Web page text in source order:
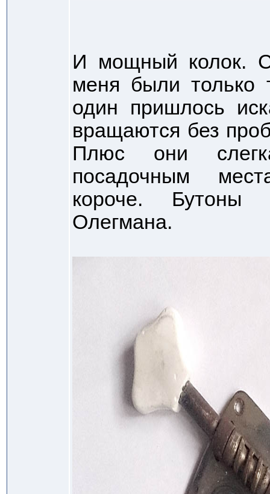
И мощный колок.
меня были только
один пришлось
вращаются без
Плюс они
посадочным
короче. Бутоны
Олегмана.